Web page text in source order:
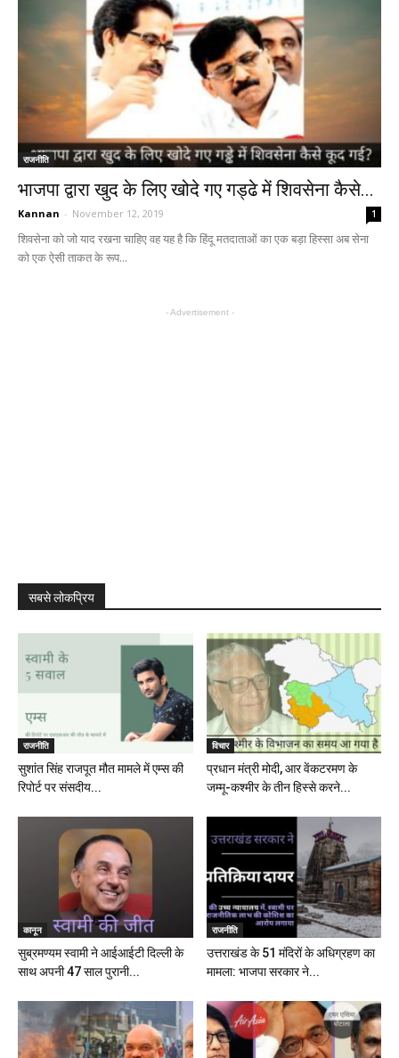
राजनीति
भाजपा द्वारा खुद के लिए खोदे गए गड्ढे में शिवसेना कैसे...
Kannan - November 12, 2019 1
शिवसेना को जो याद रखना चाहिए वह यह है कि हिंदू मतदाताओं का एक बड़ा हिस्सा अब सेना
को एक ऐसी ताकत के रूप...
- Advertisement -
सबसे लोकप्रिय
राजनीति
सुशांत सिंह राजपूत मौत मामले में एम्स की
रिपोर्ट पर संसदीय...
विचार
प्रधान मंत्री मोदी, आर वेंकटरमण के
जम्मू-कश्मीर के तीन हिस्से करने...
कानून
सुब्रमण्यम स्वामी ने आईआईटी दिल्ली के
साथ अपनी 47 साल पुरानी...
राजनीति
उत्तराखंड के 51 मंदिरों के अधिग्रहण का
मामला: भाजपा सरकार ने...